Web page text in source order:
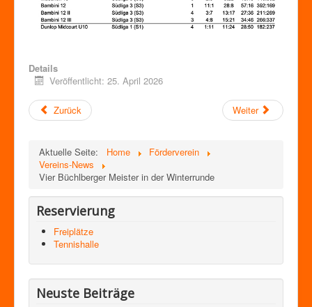
Details
Veröffentlicht: 25. April 2026
Zurück Weiter
Aktuelle Seite: Home
Förderverein
Vereins-News
Vier Büchlberger Meister in der Winterrunde
Reservierung
Freiplätze
Tennishalle
Neuste Beiträge